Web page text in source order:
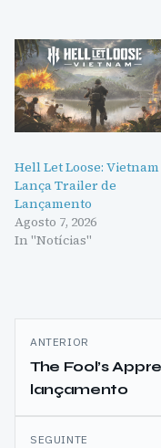
Hell Let Loose: Vietnam
Lança Trailer de
Lançamento
Agosto 7, 2026
In "Notícias"
Navegação
de
artigos
ANTERIOR
The Fool’s
lançamento
SEGUINTE